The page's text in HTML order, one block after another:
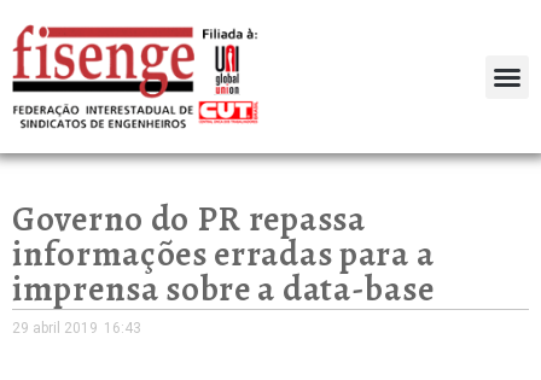
Governo do PR repassa
informações erradas para a
imprensa sobre a data-base
29 abril 2019 16:43